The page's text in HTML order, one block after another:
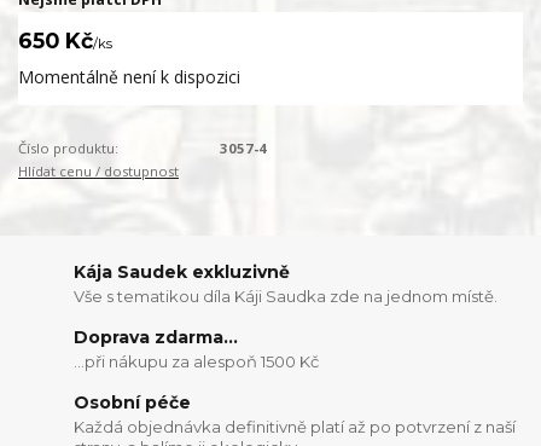
650 Kč/ks
Momentálně není k dispozici
Číslo produktu:
3057-4
Hlídat cenu / dostupnost
Kája Saudek exkluzivně
Vše s tematikou díla Káji Saudka zde na jednom místě.
Doprava zdarma...
...při nákupu za alespoň 1500 Kč
Osobní péče
Každá objednávka definitivně platí až po potvrzení z naší